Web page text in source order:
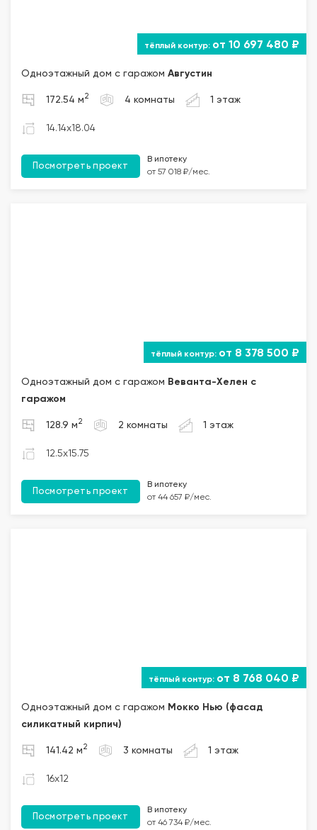
от 10 697 480 ₽
Одноэтажный дом с гаражом Августин
172.54 м 2 4 комнаты 1 этаж
14.14x18.04
Посмотреть проект
В ипотеку
от 57 018 ₽/мес.
от 8 378 500 ₽
Одноэтажный дом с гаражом Веванта-Хелен с
гаражом
128.9 м 2 2 комнаты 1 этаж
12.5x15.75
Посмотреть проект
В ипотеку
от 44 657 ₽/мес.
от 8 768 040 ₽
Одноэтажный дом с гаражом Мокко Нью (фасад
силикатный кирпич)
141.42 м 2 3 комнаты 1 этаж
16x12
Посмотреть проект
В ипотеку
от 46 734 ₽/мес.